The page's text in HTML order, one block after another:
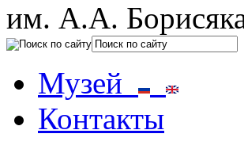
им. А.А.
Музей
Контакты